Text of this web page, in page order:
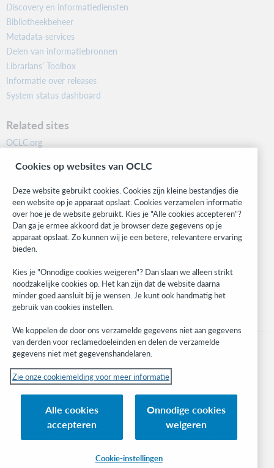
Discovery en informatiediensten
Bibliotheekbeheer
Metadata-services
Delen van informatiebronnen
Librarians’ Toolbox
Informatie over releases
System status dashboard
Related sites
OCLC.org
Community
Research
WebJunction
Developer Network
Stay in the know.
Get the latest product updates, research, events, and much more—
right to your inbox.
Subscribe now
© 2023 OCLC
Inc. en buitenlandse filialen
Cookiemelding Lijst met cookies en cookie-instellingen Privacybeleid
Cookies op websites van OCLC
Deze website gebruikt cookies. Cookies zijn kleine bestandjes die
een website op je apparaat opslaat. Cookies verzamelen informatie
over hoe je de website gebruikt. Kies je "Alle cookies accepteren"?
Dan ga je ermee akkoord dat je browser deze gegevens op je
apparaat opslaat. Zo kunnen wij je een betere, relevantere ervaring
bieden.
Kies je "Onnodige cookies weigeren"? Dan slaan we alleen strikt
noodzakelijke cookies op. Het kan zijn dat de website daarna
minder goed aansluit bij je wensen. Je kunt ook handmatig het
gebruik van cookies instellen.
We koppelen de door ons verzamelde gegevens niet aan gegevens
van derden voor reclamedoeleinden en delen de verzamelde
gegevens niet met gegevenshandelaren.
Zie onze cookiemelding voor meer informatie
Alle cookies
accepteren
Onnodige cookies
weigeren
Cookie-instellingen